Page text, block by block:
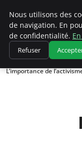
Accueil
Solutions et
L’importance de
Nous utilisons des
de navigation. En
de confidentialité.
Refuser